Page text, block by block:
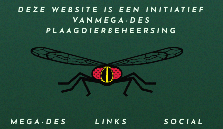
DEZE WEBSITE IS EEN INITIATIEF
VAN MEGA-DES
PLAAGDIERBEHEERSING
MEGA-DES LINKS SOCIAL